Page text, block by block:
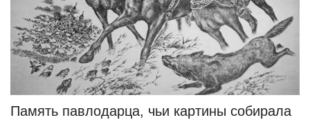
Память павлодарца, чьи картины собирала